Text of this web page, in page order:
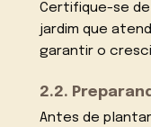
Certifique-se
jardim que
garantir o
2.2.
Antes de